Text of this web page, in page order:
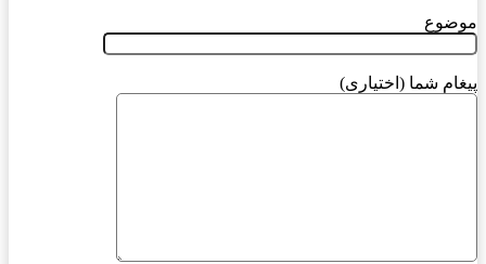
موضوع
پیغام شما (اختیاری)